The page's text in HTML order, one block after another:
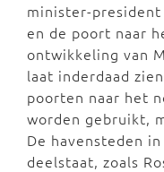
minister-
en de poort naar
ontwikkeling van
laat inderdaad
poorten naar het
worden gebruikt,
De havensteden
deelstaat, zoals